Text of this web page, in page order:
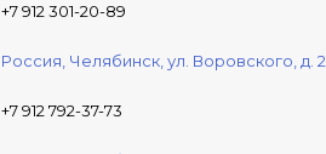
+7 912 301-20-89
Россия, Челябинск, ул. Воровского, д. 2
+7 912 792-37-73